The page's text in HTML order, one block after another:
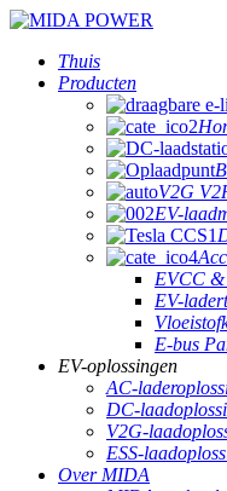
Thuis
Producten
V2G
EV-
EVCC
EV-
E-bus
EV-oplossingen
AC-
DC-
V2G-
ESS-
Over MIDA